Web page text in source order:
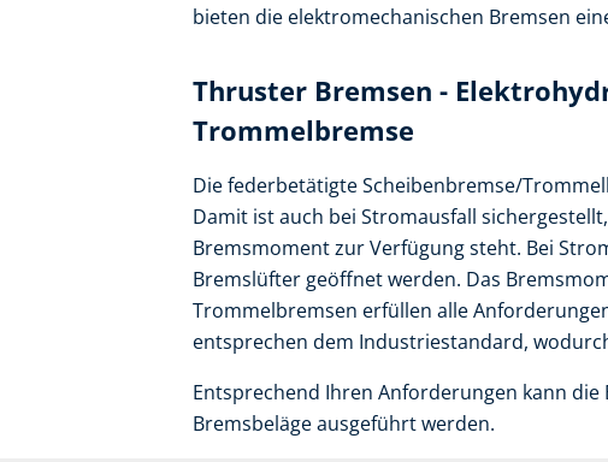
bieten die elektromechanischen Bremsen
Thruster Bremsen -
Trommelbremse
Die federbetätigte Scheibenbremse/
Damit ist auch bei Stromausfall
Bremsmoment zur Verfügung steht. Bei
Bremslüfter geöffnet werden. Das
Trommelbremsen erfüllen alle
entsprechen dem Industriestandard,
Entsprechend Ihren Anforderungen kann
Bremsbeläge ausgeführt werden.